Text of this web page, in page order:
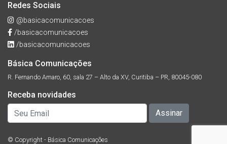
Redes Sociais
@basicacomunicacoes
/basicacomunicacoes
/basicacomunicacoes
Básica Comunicações
R. Fernando Amaro, 60, sala 27 – Alto da XV, Curitiba – PR, 80045-080
Receba novidades
© Copyright - Básica Comunicações